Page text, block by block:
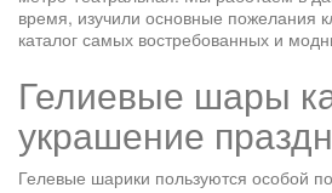
время, изучили основные пожелания
каталог самых востребованных и
Гелиевые шары
украшение
Гелевые шарики пользуются особой